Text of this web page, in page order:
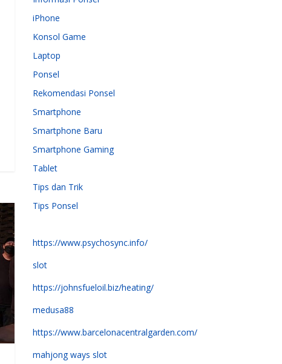
iPhone
Konsol Game
Laptop
Ponsel
Rekomendasi Ponsel
Smartphone
Smartphone Baru
Smartphone Gaming
Tablet
Tips dan Trik
Tips Ponsel
https://www.psychosync.info/
slot
https://johnsfueloil.biz/heating/
medusa88
https://www.barcelonacentralgarden.com/
mahjong ways slot